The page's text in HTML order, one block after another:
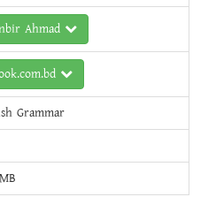
Ahmad
Grammar